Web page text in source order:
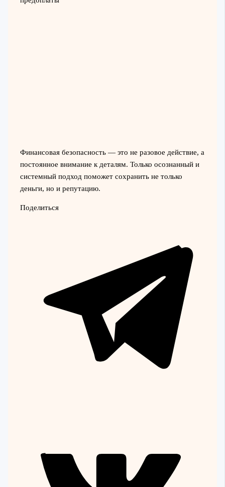
Финансовая безопасность — это не разовое действие, а
постоянное внимание к деталям. Только осознанный и
системный подход поможет сохранить не только
деньги, но и репутацию.
Поделиться